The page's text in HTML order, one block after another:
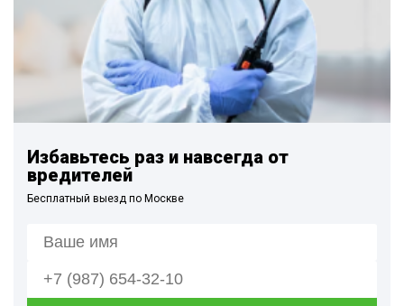
Избавьтесь раз и навсегда от
вредителей
Бесплатный выезд по Москве